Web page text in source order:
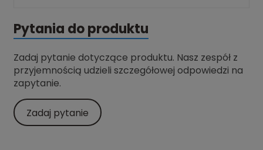
Pytania do produktu
Zadaj pytanie dotyczące produktu. Nasz zespół z
przyjemnością udzieli szczegółowej odpowiedzi na
zapytanie.
Zadaj pytanie